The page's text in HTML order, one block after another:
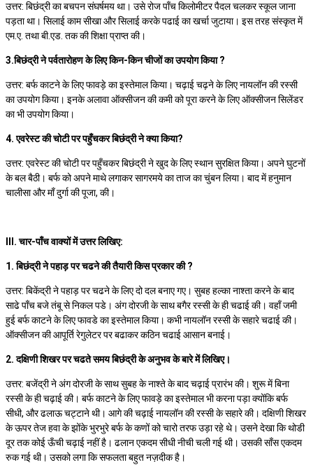
उत्तर: बिछंद्री का बचपन संघर्षमय था। उसे रोज पाँच किलोमीटर पैदल चलकर स्कूल जाना
पड़ता था। सिलाई काम सीखा और सिलाई करके पढाई का खर्चा जुटाया। इस तरह संस्कृत में
एम.ए. तथा बी.एड. तक की शिक्षा प्राप्त की।
3.बिछंद्री ने पर्वतारोहण के लिए किन-किन चीजों का उपयोग किया ?
उत्तर: बर्फ काटने के लिए फावड़े का इस्तेमाल किया। चढ़ाई चढ़ने के लिए नायलॉन की रस्सी
का उपयोग किया। इनके अलावा ऑक्सीजन की कमी को पूरा करने के लिए ऑक्सीजन सिलेंडर
का भी उपयोग किया।
4. एवरेस्ट की चोटी पर पहुँचकर बिछंद्री ने क्या किया?
उत्तर: एवरेस्ट की चोटी पर पहुँचकर बिछंद्री ने खुद के लिए स्थान सुरक्षित किया। अपने घुटनों
के बल बैठी। बर्फ को अपने माथे लगाकर सागरमये का ताज का चुंबन लिया। बाद में हनुमान
चालीसा और माँ दुर्गा की पूजा, की।
III. चार-पाँच वाक्यों में उत्तर लिखिए:
1. बिछंद्री ने पहाड़ पर चढने की तैयारी किस प्रकार की ?
उत्तर: बिकेंद्री ने पहाड़ पर चढने के लिए दो दल बनाए गए। सुबह हल्का नाश्ता करने के बाद
साढे पाँच बजे तंबू से निकल पडे। अंग दोरजी के साथ बगैर रस्सी के ही चढाई की। वहाँ जमी
हुई बर्फ काटने के लिए फावडे का इस्तेमाल किया। कभी नायलॉन रस्सी के सहारे चढाई की।
ऑक्सीजन की आपूर्ति रेगुलेटर पर बढाकर कठिन चढाई आसान बनाई।
2. दक्षिणी शिखर पर चढते समय बिछंद्री के अनुभव के बारे में लिखिए।
उत्तर: बजेंद्री ने अंग दोरजी के साथ सुबह के नाश्ते के बाद चढ़ाई प्रारंभ की। शुरू में बिना
रस्सी के ही चढ़ाई की। बर्फ काटने के लिए फावड़े का इस्तेमाल भी करना पड़ा क्योंकि बर्फ
सीधी, और ढलाऊ चट्टाने थी। आगे की चढ़ाई नायलॉन की रस्सी के सहारे की। दक्षिणी शिखर
के ऊपर तेज हवा के झोंके भुरभुरे बर्फ के कणों को चारो तरफ उड़ा रहे थे। उसने देखा कि थोडी
दूर तक कोई ऊँची चढ़ाई नहीं है। ढलान एकदम सीधी नीची चली गई थी। उसकी साँस एकदम
रुक गई थी। उसको लगा कि सफलता बहुत नज़दीक है।